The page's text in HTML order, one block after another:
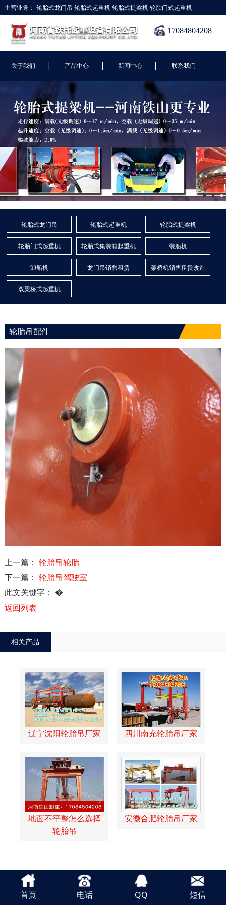
主营业务： 轮胎式龙门吊 轮胎式起重机轮胎式提梁机轮胎门式起重机
17084804208
关于我们 | 产品中心 | 新闻中心 | 联系我们
轮胎式龙门吊 轮胎式起重机 轮胎式提梁机
轮胎门式起重机 轮胎式集装箱起重机 装船机
卸船机 龙门吊销售租赁 架桥机销售租赁改造
双梁桥式起重机
轮胎吊配件
上一篇： 轮胎吊轮胎
下一篇： 轮胎吊驾驶室
此文关键字： �
返回列表
相关产品
辽宁沈阳轮胎吊厂家 四川南充轮胎吊厂家
地面不平整怎么选择
轮胎吊
安徽合肥轮胎吊厂家
首页 电话 QQ 短信
网站统计